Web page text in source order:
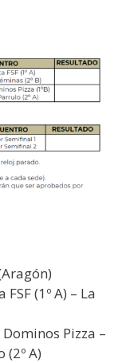
(1º A) – La
Pizza –
(2º A)